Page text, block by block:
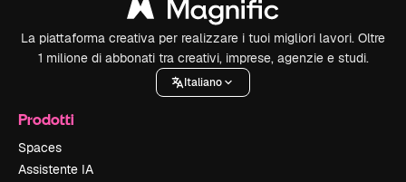
La piattaforma creativa per realizzare i tuoi migliori lavori. Oltre
1 milione di abbonati tra creativi, imprese, agenzie e studi.
Italiano
Prodotti
Spaces
Assistente IA